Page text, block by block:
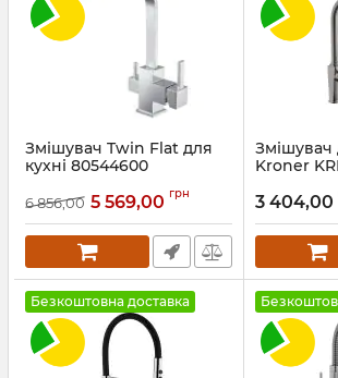
Змішувач Twin Flat для
кухні 80544600
Артикул: 80544600
6 856,00 5 569,00 грн
Змішувач
Kroner
Артикул:
3 404,00
Безкоштовна доставка